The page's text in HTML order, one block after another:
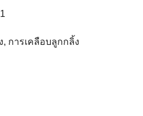
, การเคลือบลูกกลิ้ง